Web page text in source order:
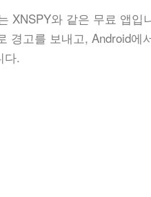
XNSPY와 같은 무료 앱입
경고를 보내고, Android에
다.